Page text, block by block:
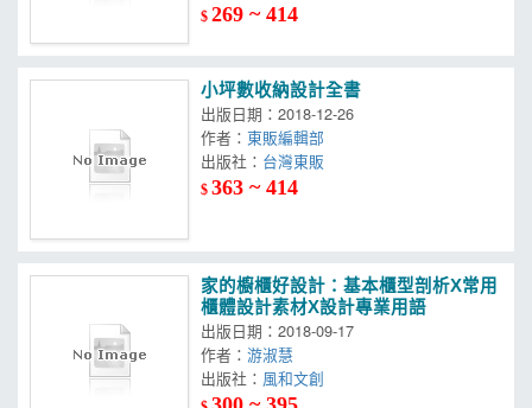
$269 ~ 414
小坪數收納設計全書
出版日期：2018-12-26
作者：東販編輯部
出版社：
$363 ~ 414
家的櫥櫃好設計：基本櫃型剖析X常用
櫃體設計素材X設計專業用語
出版日期：2018-09-17
作者：游淑慧
出版社：